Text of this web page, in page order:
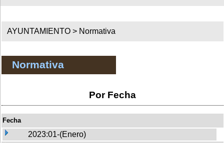
AYUNTAMIENTO > Normativa
Normativa
Por Fecha
Fecha
2023:01-(Enero)